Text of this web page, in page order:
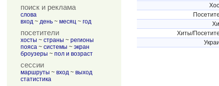
поиск и реклама
слова
вход ~ день ~ месяц ~ год
посетители
хосты ~ страны ~ регионы
пояса ~ системы ~ экран
броузеры ~ пол и возраст
сессии
маршруты ~ вход ~ выход
статистика
Хиты/